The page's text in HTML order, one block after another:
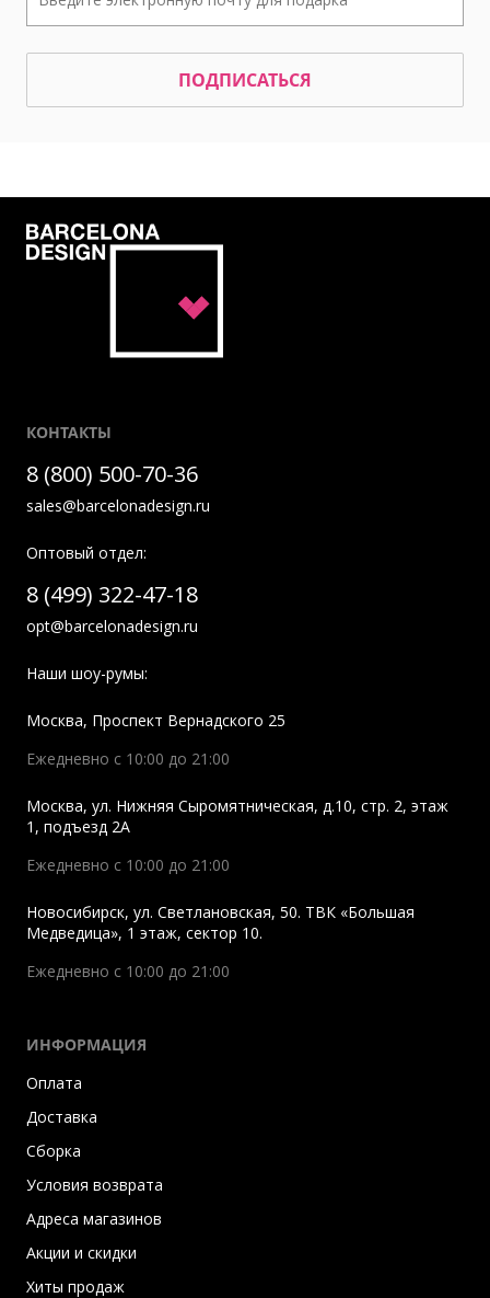
ПОДПИСАТЬСЯ
КОНТАКТЫ
8 (800) 500-70-36
sales@barcelonadesign.ru
Оптовый отдел:
8 (499) 322-47-18
opt@barcelonadesign.ru
Наши шоу-румы:
Москва, Проспект Вернадского 25
Ежедневно с 10:00 до 21:00
Москва, ул. Нижняя Сыромятническая, д.10, стр. 2, этаж
1, подъезд 2A
Ежедневно с 10:00 до 21:00
Новосибирск, ул. Светлановская, 50. ТВК «Большая
Медведица», 1 этаж, сектор 10.
Ежедневно с 10:00 до 21:00
ИНФОРМАЦИЯ
Оплата
Доставка
Сборка
Условия возврата
Адреса магазинов
Акции и скидки
Хиты продаж